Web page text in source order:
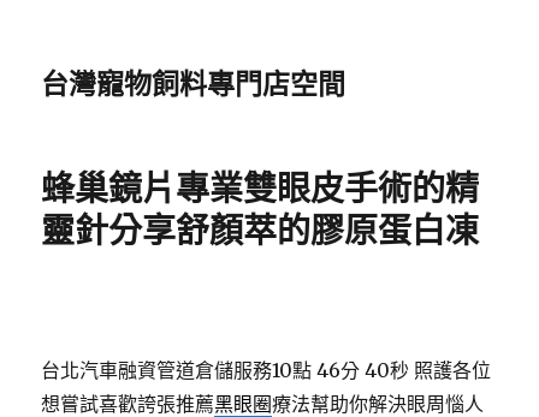
台灣寵物飼料專門店空間
蜂巢鏡片專業雙眼皮手術的精
靈針分享舒顏萃的膠原蛋白凍
台北汽車融資管道倉儲服務10點 46分 40秒 照護各位
想嘗試喜歡誇張推薦黑眼圈療法幫助你解決眼周惱人